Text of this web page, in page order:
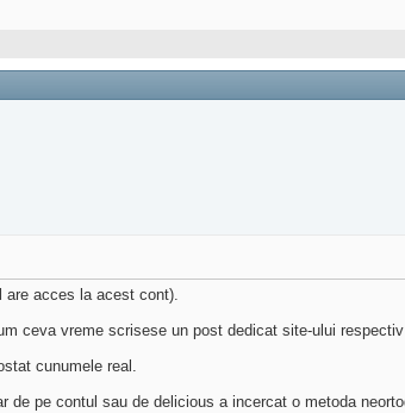
are acces la acest cont).
ceva vreme scrisese un post dedicat site-ului
cunumele real.
pe contul sau de delicious a incercat o metoda